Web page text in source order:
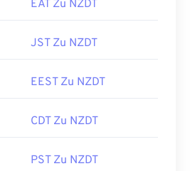
EAT Zu NZDT
JST Zu NZDT
EEST Zu NZDT
CDT Zu NZDT
PST Zu NZDT